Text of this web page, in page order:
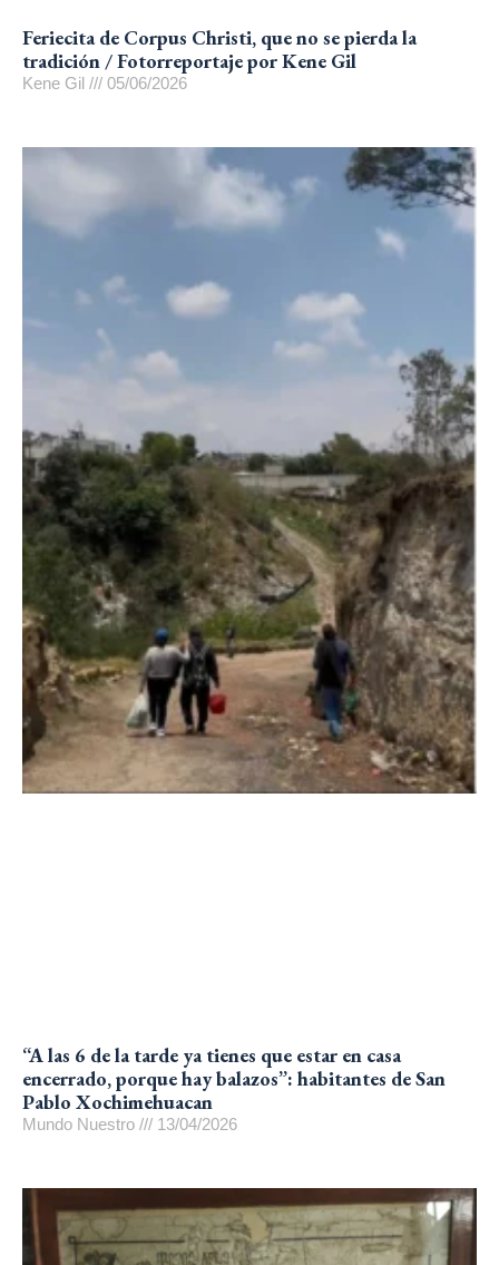
Feriecita de Corpus Christi, que no se pierda la
tradición / Fotorreportaje por Kene Gil
Kene Gil 05/06/2026
“A las 6 de la tarde ya tienes que estar en casa
encerrado, porque hay balazos”: habitantes de San
Pablo Xochimehuacan
Mundo Nuestro 13/04/2026